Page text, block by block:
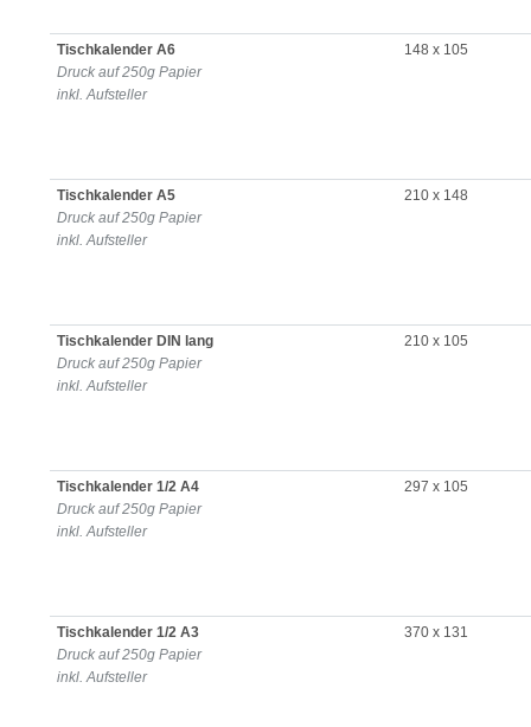
Tischkalender A6
Druck auf 250g Papier
inkl. Aufsteller
148 x 105
Tischkalender A5
Druck auf 250g Papier
inkl. Aufsteller
210 x 148
Tischkalender DIN lang
Druck auf 250g Papier
inkl. Aufsteller
210 x 105
Tischkalender 1/2 A4
Druck auf 250g Papier
inkl. Aufsteller
297 x 105
Tischkalender 1/2 A3
Druck auf 250g Papier
inkl. Aufsteller
370 x 131